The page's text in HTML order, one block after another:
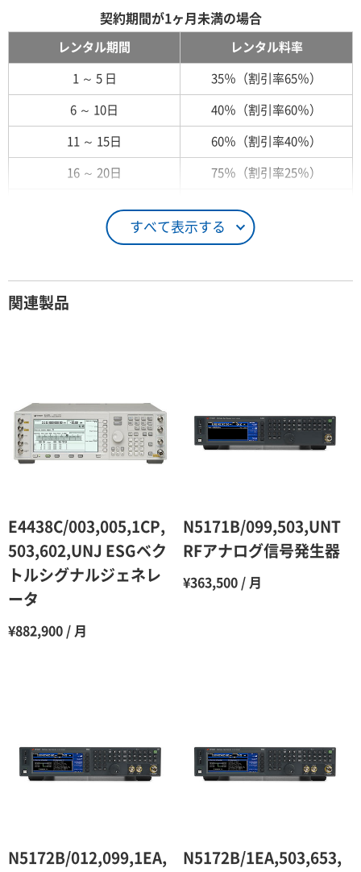
すべて表示する
契約期間が1ヶ月未満の場合
レンタル期間 レンタル料率
1 ～ 5 日 35％（割引率65％）
6 ～ 10日 40％（割引率60％）
11 ～ 15日 60％（割引率40％）
16 ～ 20日 75％（割引率25％）
26日 ～ 1ヶ月 100％（割引率 0％）
3ヶ月 80％（割引率20％）
4ヶ月 75％（割引率25％）
7ヶ月 60％（割引率 40％）
8ヶ月 55％（割引率45％）
10ヶ月
関連製品
E4438C/003,005,1CP,
503,602,UNJ ESGベク
トルシグナルジェネレ
ータ
¥882,900 / 月
N5171B/099,503,UNT
RFアナログ信号発生器
¥363,500 / 月
N5172B/012,099,1EA,
N5172B/1EA,503,653,